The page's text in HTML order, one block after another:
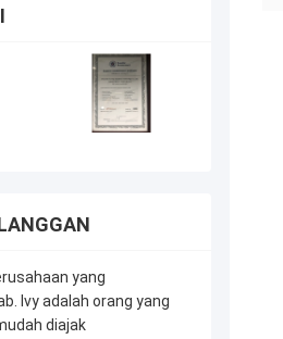
yang
Ivy adalah orang yang
diajak